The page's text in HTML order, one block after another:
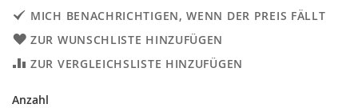
MICH BENACHRICHTIGEN, WENN DER PREIS FÄLLT
ZUR WUNSCHLISTE HINZUFÜGEN
ZUR VERGLEICHSLISTE HINZUFÜGEN
Anzahl